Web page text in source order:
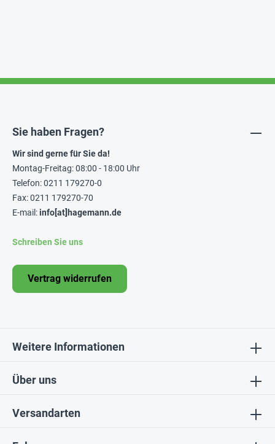
Über uns
Sie haben Fragen?
Wir sind gerne für Sie da!
Montag-Freitag: 08:00 - 18:00 Uhr
Telefon: 0211 179270-0
Fax: 0211 179270-70
E-mail:info[at]hagemann.de
Schreiben Sie uns
Vertrag widerrufen
Weitere Informationen
Versandarten